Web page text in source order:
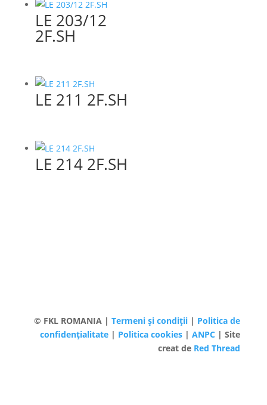
LE 203/12
2F.SH
LE 211 2F.SH
LE 214 2F.SH
© FKL ROMANIA |Termeni și condiții | Politica de
confidențialitate | Politica cookies |ANPC | Site
creat de Red Thread